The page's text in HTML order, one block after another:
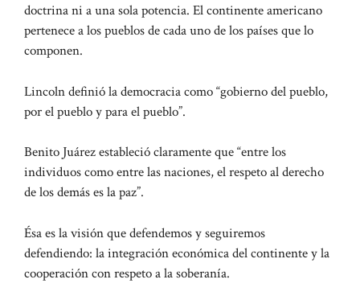
doctrina ni a una sola potencia. El continente americano
pertenece a los pueblos de cada uno de los países que lo
componen.
Lincoln definió la democracia como “gobierno del pueblo,
por el pueblo y para el pueblo”.
Benito Juárez estableció claramente que “entre los
individuos como entre las naciones, el respeto al derecho
de los demás es la paz”.
Ésa es la visión que defendemos y seguiremos
defendiendo: la integración económica del continente y la
cooperación con respeto a la soberanía.